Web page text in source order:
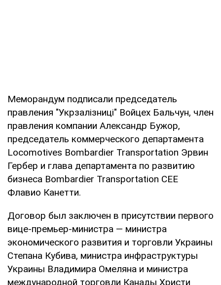
Меморандум подписали председатель
правления "Укрзалізниці" Войцех Бальчун, член
правления компании Александр Бужор,
председатель коммерческого департамента
Locomotives Bombardier Transportation Эрвин
Гербер и глава департамента по развитию
бизнеса Bombardier Transportation CEE
Флавио Канетти.
Договор был заключен в присутствии первого
вице-премьер-министра — министра
экономического развития и торговли Украины
Степана Кубива, министра инфраструктуры
Украины Владимира Омеляна и министра
международной торговли Канады Христи